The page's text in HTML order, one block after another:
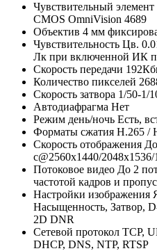
Чувствительный элемент
CMOS OmniVision 4689
Объектив 4 мм
Чувствительность Цв.
Лк при включенной ИК
Скорость передачи
Количество пикселей
Скорость затвора 1/50-1/
Автодиафрагма Нет
Режим день/ночь Есть,
Форматы сжатия H.265 /
Скорость отображения
с@2560х1440/
Потоковое видео До 2
частотой кадров и
Настройки изображения
Насыщенность, Затвор,
2D DNR
Сетевой протокол TCP,
DHCP, DNS, NTP, RTSP